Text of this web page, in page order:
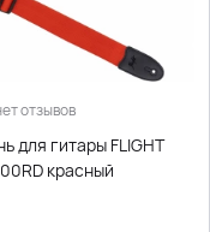
отзывов
для гитары FLIGHT
красный